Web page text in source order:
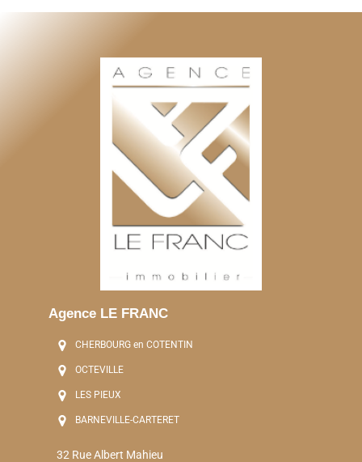
Agence LE FRANC
CHERBOURG en COTENTIN
OCTEVILLE
LES PIEUX
BARNEVILLE-CARTERET
32 Rue Albert Mahieu